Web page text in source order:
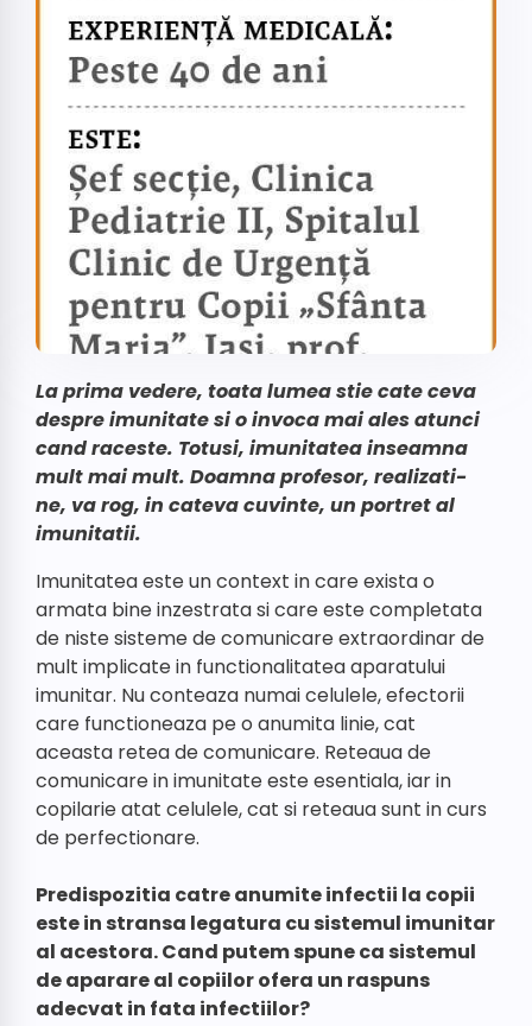
La prima vedere, toata lumea stie cate ceva
despre imunitate si o invoca mai ales atunci
cand raceste. Totusi, imunitatea inseamna
mult mai mult. Doamna profesor, realizati-
ne, va rog, in cateva cuvinte, un portret al
imunitatii.
Imunitatea este un context in care exista o
armata bine inzestrata si care este completata
de niste sisteme de comunicare extraordinar de
mult implicate in functionalitatea aparatului
imunitar. Nu conteaza numai celulele, efectorii
care functioneaza pe o anumita linie, cat
aceasta retea de comunicare. Reteaua de
comunicare in imunitate este esentiala, iar in
copilarie atat celulele, cat si reteaua sunt in curs
de perfectionare.
Predispozitia catre anumite infectii la copii
este in stransa legatura cu sistemul imunitar
al acestora. Cand putem spune ca sistemul
de aparare al copiilor ofera un raspuns
adecvat in fata infectiilor?